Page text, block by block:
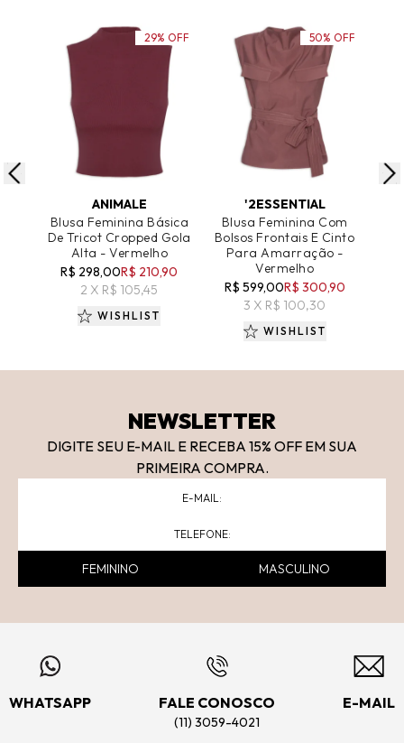
ADICIONAR AO CARRINHO
ANIMALE
Blusa Feminina Básica
De Tricot Cropped Gola
Alta - Vermelho
R$ 298,00R$ 210,90
2 X R$ 105,45
29% OFF
WISHLIST
ADICIONAR AO CARRINHO
'2ESSENTIAL
Blusa Feminina Com
Bolsos Frontais E Cinto
Para Amarração -
Vermelho
R$ 599,00R$ 300,90
3 X R$ 100,30
50% OFF
WISHLIST
NEWSLETTER
DIGITE SEU E-MAIL E RECEBA 15% OFF EM SUA
PRIMEIRA COMPRA.
FEMININO MASCULINO
WHATSAPP FALE CONOSCO
(11) 3059-4021
E-MAIL